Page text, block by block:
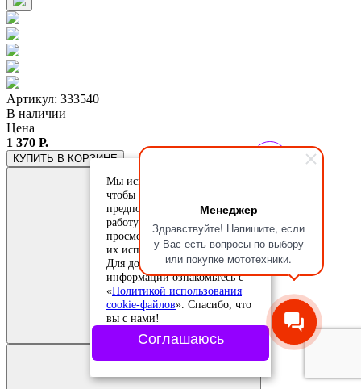
Менеджер
Здравствуйте! Напишите, если
у Вас есть вопросы по выбору
или покупке мототехники.
Артикул: 333540
В наличии
Цена
1 370 Р.
КУПИТЬ В КОРЗИНЕ
Добавить в
сравнение
Добавлено в
сравнение
Мы используем cookie-файлы,
чтобы учесть ваши
предпочтения и улучшить
работу сайта. Продолжая
просмотр, вы соглашаетесь с
их использованием.
Для дополнительной
информации ознакомьтесь с
«Политикой использования
cookie-файлов». Спасибо, что
вы с нами!
Соглашаюсь